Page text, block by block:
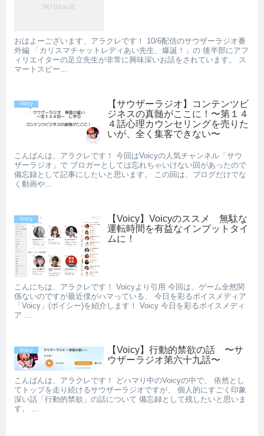
おはよーございます、アラクレです！ 10/6配信のサウザーラジオ番
外編 「カリスマチャットレディあい先生、爆誕！」の 後半部にアフ
ィリエイターの足立先生が非常に興味深いお話をされています。 ス
マートスピー...
Voicy
【サウザーラジオ】コンテンツビ
ジネスの真髄がここに！〜第１４
４話心理カウンセリングを売りた
いが、全く集客できない〜
こんばんは、アラクレです！ 今回はVoicyの人気チャンネル「サウ
ザーラジオ」で ブロガーとしては忘れちゃいけない回があったので
備忘録として記事にしたいと思います。 この回は、ブログだけでな
く動画や...
Voicy
【Voicy】Voicyのススメ 無駄な
運転時間を有益なインプットタイ
ムに！
こんにちは、アラクレです！ Voicyより引用 今回は、ゲーム全然関
係ないのですが最近僕がハマっている、 今日を彩るボイスメディア
「Voicy」(ボイシー)を紹介します！ Voicy 今日を彩るボイスメディ
ア ...
Voicy
【Voicy】行動的禁欲の話 〜サ
ウザーラジオ第六十九話〜
こんばんは、アラクレです！ どハマり中のVoicyの中で、 依然とし
てトップを走り続けるサウザーラジオですが、 個人的にすごく印象
深い話「行動的禁欲」の話について 備忘録として残したいと思いま
す。 ...